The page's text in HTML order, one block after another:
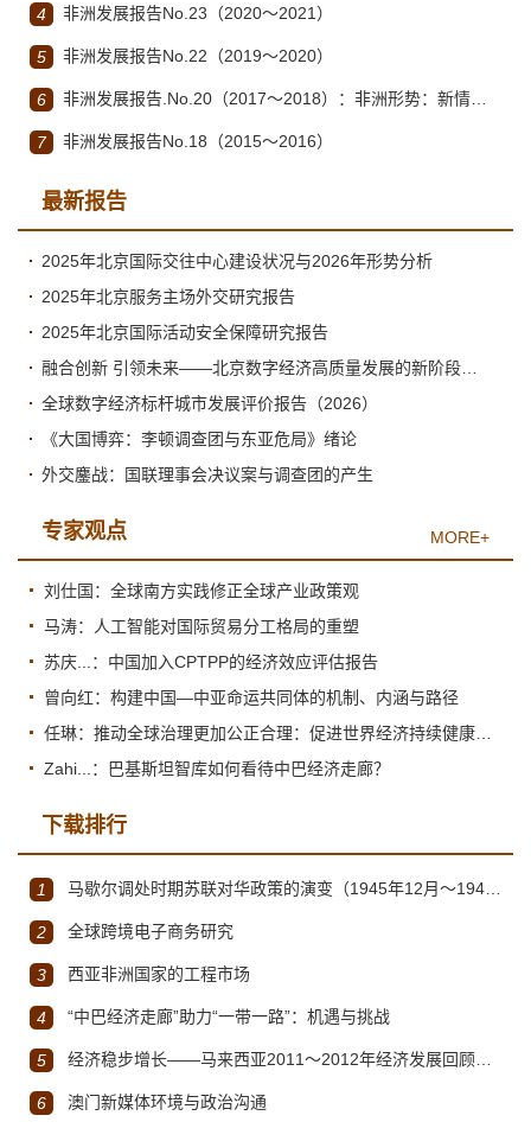
4 非洲发展报告No.23（2020～2021）
5 非洲发展报告No.22（2019～2020）
6 非洲发展报告.No.20（2017～2018）：非洲形势：新情况、新特点和新趋势
7 非洲发展报告No.18（2015～2016）
最新报告
2025年北京国际交往中心建设状况与2026年形势分析
2025年北京服务主场外交研究报告
2025年北京国际活动安全保障研究报告
全球数字经济标杆城市发展评价报告（2026）
《大国博弈：李顿调查团与东亚危局》绪论
外交鏖战：国联理事会决议案与调查团的产生
专家观点 MORE+
刘仕国：全球南方实践修正全球产业政策观
马涛：人工智能对国际贸易分工格局的重塑
苏庆...：中国加入CPTPP的经济效应评估报告
曾向红：构建中国—中亚命运共同体的机制、内涵与路径
Zahi...：巴基斯坦智库如何看待中巴经济走廊？
下载排行
1 马歇尔调处时期苏联对华政策的演变（1945年12月～1947年1月）
2 全球跨境电子商务研究
3 西亚非洲国家的工程市场
4 “中巴经济走廊”助力“一带一路”：机遇与挑战
5 经济稳步增长——马来西亚2011～2012年经济发展回顾与展望
6 澳门新媒体环境与政治沟通